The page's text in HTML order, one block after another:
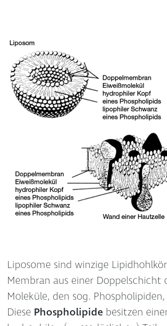
Liposome sind winzige
Membran aus einer Doppelschicht
Moleküle, den sog.
Diese Phospholipide besitzen